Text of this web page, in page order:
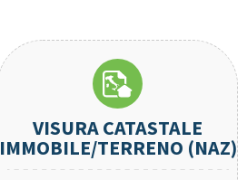
VISURA CATASTALE
IMMOBILE/TERRENO (NAZ)